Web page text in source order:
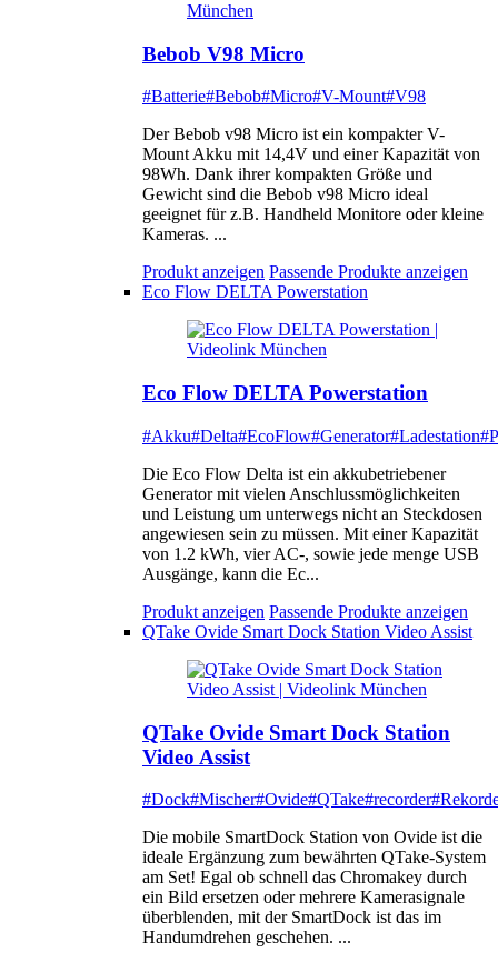
Bebob V98 Micro
#Batterie#Bebob#Micro#V-Mount#V98
Der Bebob v98 Micro ist ein kompakter V-
Mount Akku mit 14,4V und einer Kapazität von
98Wh. Dank ihrer kompakten Größe und
Gewicht sind die Bebob v98 Micro ideal
geeignet für z.B. Handheld Monitore oder kleine
Kameras. ...
Produkt anzeigen Passende Produkte anzeigen
Eco Flow DELTA Powerstation
Eco Flow DELTA Powerstation
#Akku#Delta#EcoFlow#Generator#Ladestation
Die Eco Flow Delta ist ein akkubetriebener
Generator mit vielen Anschlussmöglichkeiten
und Leistung um unterwegs nicht an Steckdosen
angewiesen sein zu müssen. Mit einer Kapazität
von 1.2 kWh, vier AC-, sowie jede menge USB
Ausgänge, kann die Ec...
Produkt anzeigen Passende Produkte anzeigen
QTake Ovide Smart Dock Station Video Assist
QTake Ovide Smart Dock Station
Video Assist
#Dock#Mischer#Ovide#QTake#recorder
Die mobile SmartDock Station von Ovide ist die
ideale Ergänzung zum bewährten QTake-System
am Set! Egal ob schnell das Chromakey durch
ein Bild ersetzen oder mehrere Kamerasignale
überblenden, mit der SmartDock ist das im
Handumdrehen geschehen. ...